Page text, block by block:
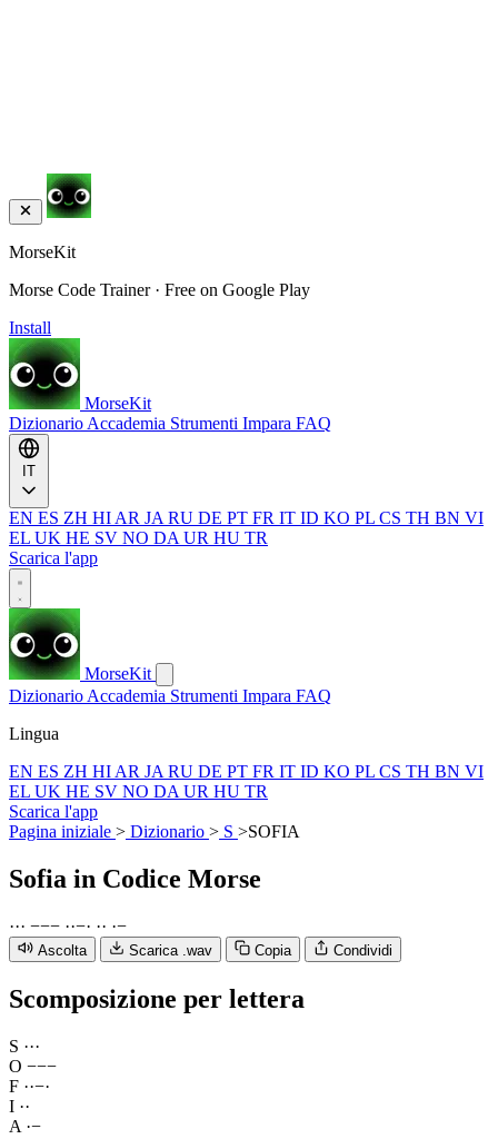
MorseKit
Morse Code Trainer · Free on Google Play
Install
MorseKit
Dizionario Accademia Strumenti Impara FAQ
EN ES ZH HI AR JA RU DE PT FR IT ID KO PL CS TH BN VI
EL UK HE SV NO DA UR HU TR
Scarica l'app
MorseKit
Dizionario Accademia Strumenti Impara FAQ
Lingua
EN ES ZH HI AR JA RU DE PT FR IT ID KO PL CS TH BN VI
EL UK HE SV NO DA UR HU TR
Scarica l'app
Pagina iniziale > Dizionario > S >SOFIA
Sofia in Codice Morse
··· −−− ··−· ·· ·−
Ascolta Scarica .wav Copia Condividi
Scomposizione per lettera
S ···
O −−−
F ··−·
I ··
A ·−